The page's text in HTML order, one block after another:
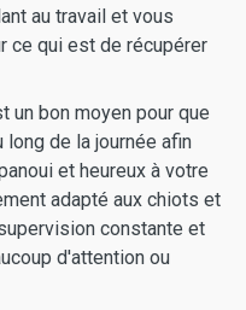
au travail et vous
ce qui est de récupérer
un bon moyen pour que
de la journée afin
et heureux à votre
adapté aux chiots et
constante et
d'attention ou